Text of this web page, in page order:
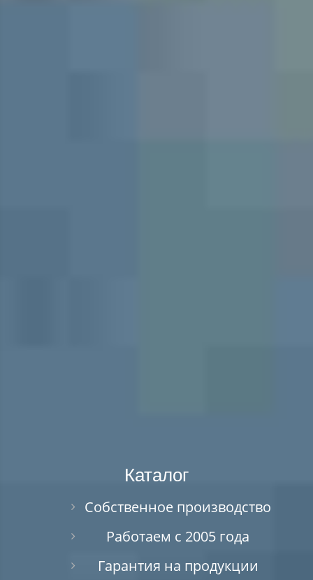
Каталог
Собственное производство
Работаем с 2005 года
Гарантия на продукции